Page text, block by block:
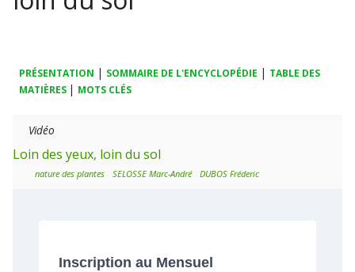
PRÉSENTATION | SOMMAIRE DE L'ENCYCLOPÉDIE | TABLE DES
MATIÈRES | MOTS CLÉS
Vidéo
Loin des yeux, loin du sol
nature des plantes SELOSSE Marc-André DUBOS Fréderic